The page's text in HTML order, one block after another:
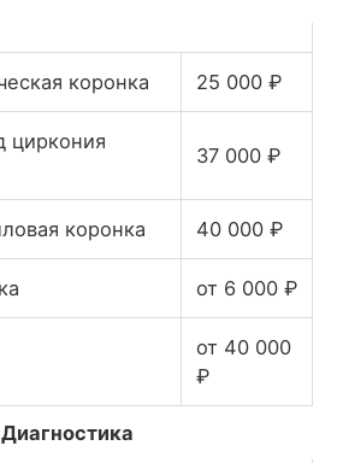
коронка 25 000 ₽
циркония
37 000 ₽
коронка 40 000 ₽
от 6 000 ₽
от 40 000
₽
Диагностика